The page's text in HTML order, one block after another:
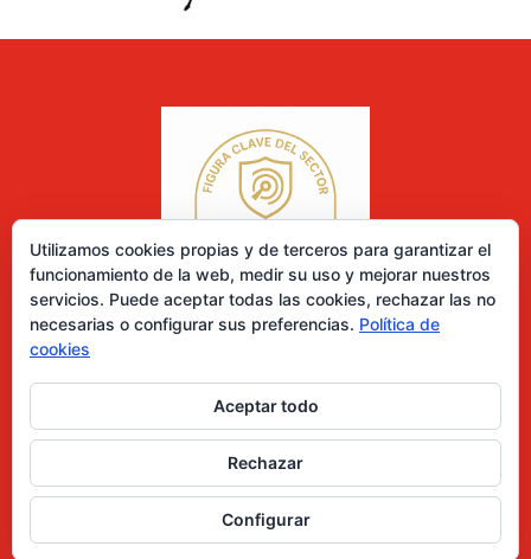
0 elementos
Desarrollado por Diseñador web para empresas
Utilizamos cookies propias y de terceros para garantizar el
funcionamiento de la web, medir su uso y mejorar nuestros
servicios. Puede aceptar todas las cookies, rechazar las no
necesarias o configurar sus preferencias. Política de
cookies
Aceptar todo
Rechazar
Configurar